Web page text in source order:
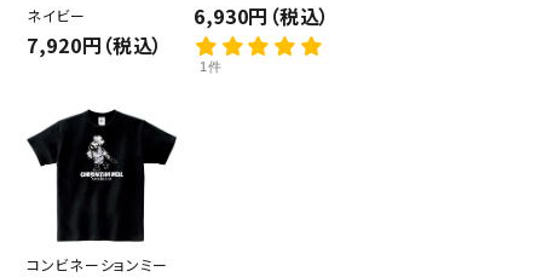
ネイビー
7,920円（税込）
6,930円（税込）
1件
コンビネーションミー